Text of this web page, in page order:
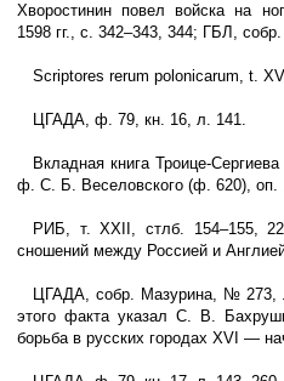
Хворостинин повел войска на
1598 гг., с. 342–343, 344; ГБЛ,
Scriptores rerum polonicarum, t.
ЦГАДА, ф. 79, кн. 16, л. 141.
Вкладная книга Троице-
ф. С. Б. Веселовского (ф. 620), оп.
РИБ, т. XXII, стлб. 154–155,
сношений между Россией и
ЦГАДА, собр. Мазурина, № 273,
этого факта указал С. В.
борьба в русских городах XVI —